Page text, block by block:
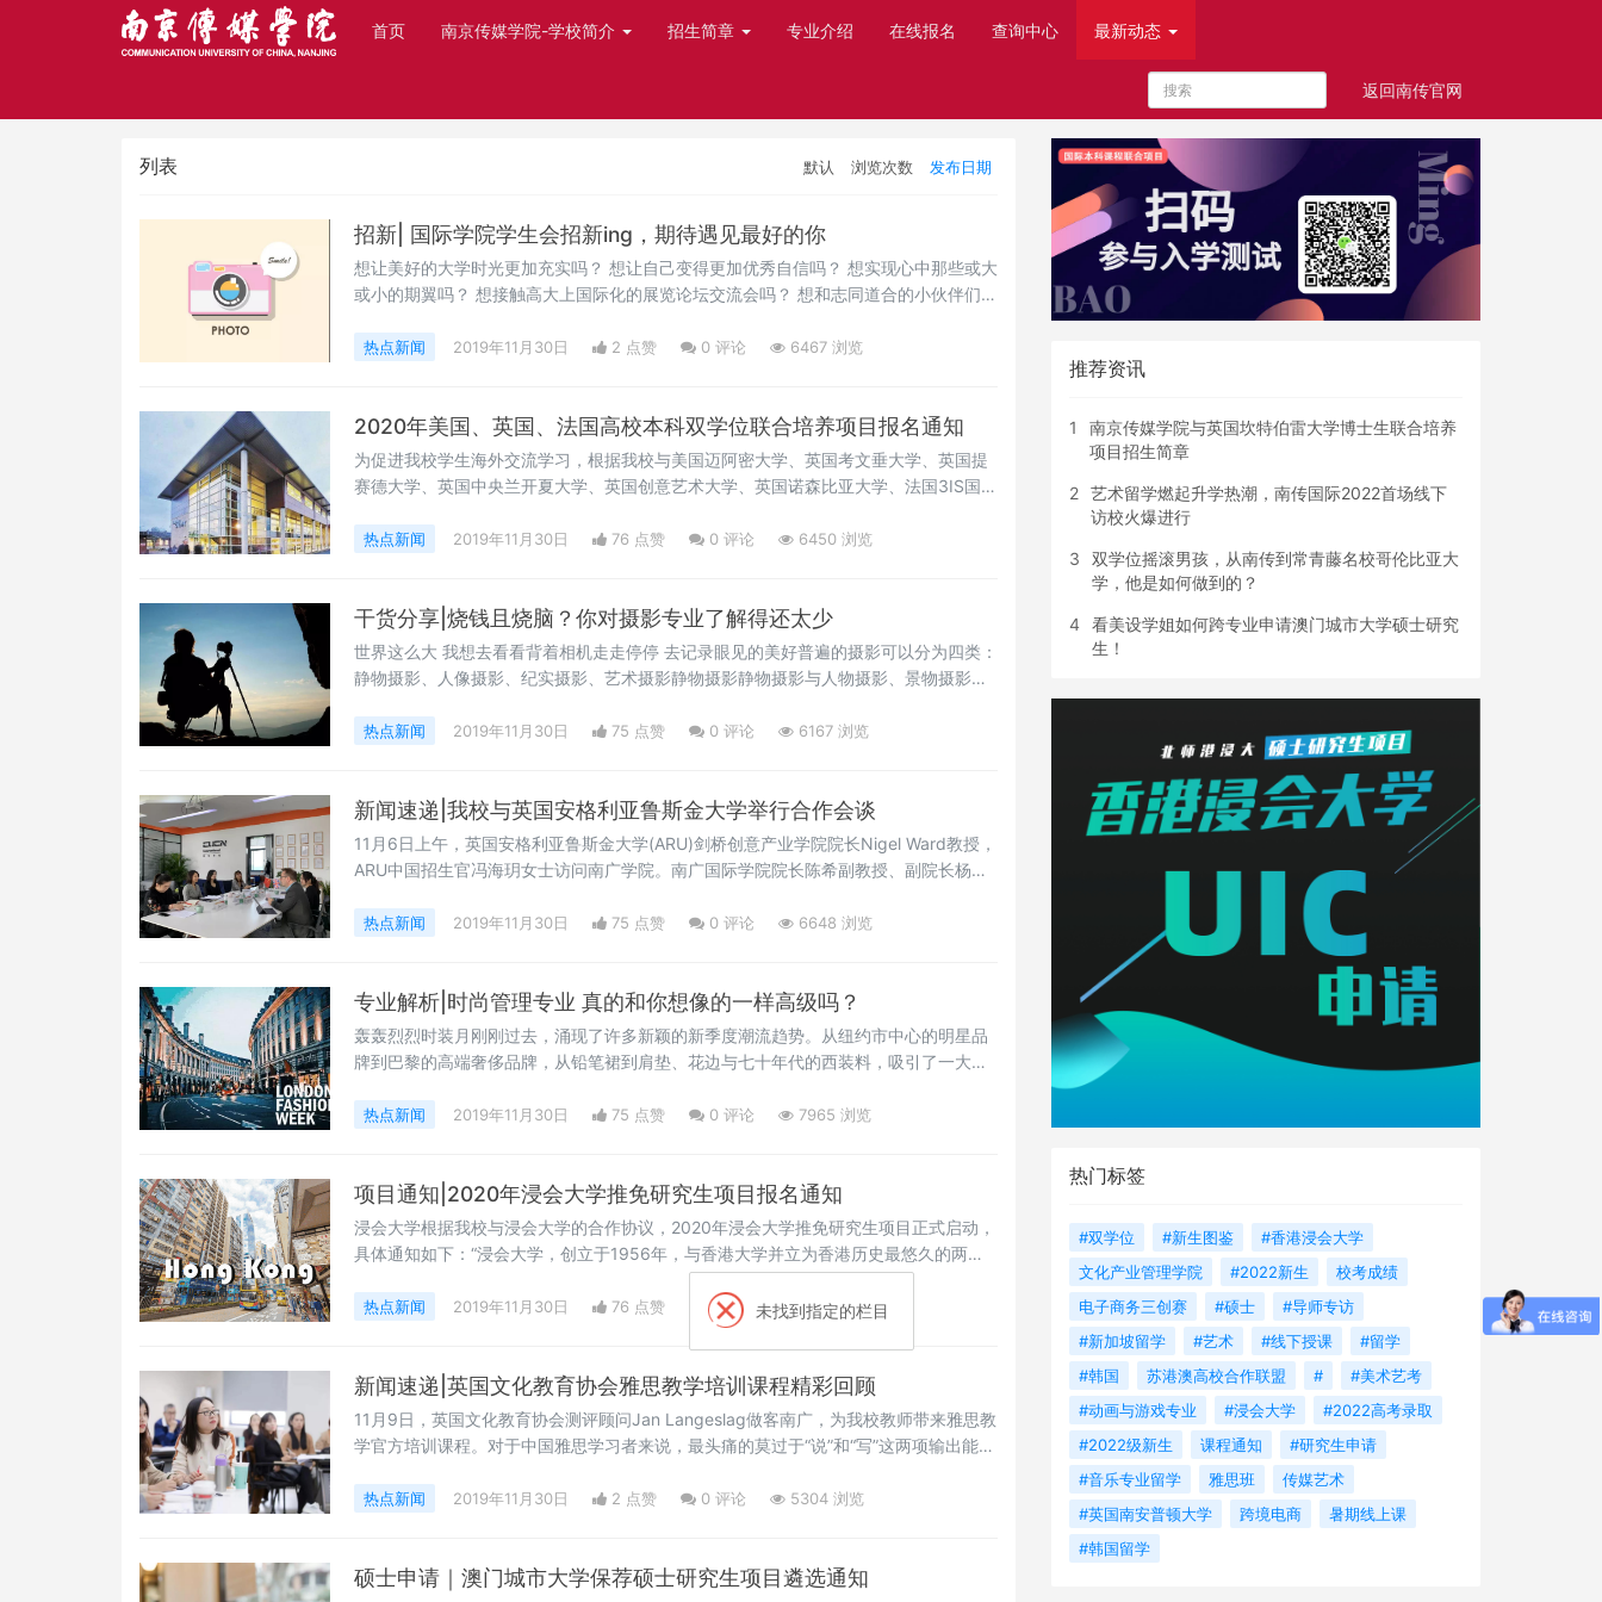
首页 南京传媒学院-学校简介 招生简章 专业介绍 在线报名 查询中心 最新动态
返回南传官网
最新动态 热点新闻
列表 默认 浏览次数 发布日期
招新| 国际学院学生会招新ing，期待遇见最好的你
想让美好的大学时光更加充实吗？ 想让自己变得更加优秀自信吗？ 想实现心中那些或大
或小的期翼吗？ 想接触高大上国际化的展览论坛交流会吗？ 想和志同道合的小伙伴们擦
热点新闻 2019年11月30日 2 点赞 0 评论 6467 浏览
2020年美国、英国、法国高校本科双学位联合培养项目报名通知
为促进我校学生海外交流学习，根据我校与美国迈阿密大学、英国考文垂大学、英国提
赛德大学、英国中央兰开夏大学、英国创意艺术大学、英国诺森比亚大学、法国3IS国际
合培养项目通知如下:学校及项目介绍双学位联合培养项目是指我校本科生前两年
热点新闻 2019年11月30日 76 点赞 0 评论 6450 浏览
干货分享|烧钱且烧脑？你对摄影专业了解得还太少
世界这么大 我想去看看背着相机走走停停 去记录眼见的美好普遍的摄影可以分为四类：
静物摄影、人像摄影、纪实摄影、艺术摄影静物摄影静物摄影与人物摄影、景物摄影相
等）、人为可自由移动或组合的物体为表现对象的摄影。
热点新闻 2019年11月30日 75 点赞 0 评论 6167 浏览
新闻速递|我校与英国安格利亚鲁斯金大学举行合作会谈
11月6日上午，英国安格利亚鲁斯金大学(ARU)剑桥创意产业学院院长Nigel Ward教授，
ARU中国招生官冯海玥女士访问南广学院。南广国际学院院长陈希副教授、副院长杨青
热点新闻 2019年11月30日 75 点赞 0 评论 6648 浏览
专业解析|时尚管理专业 真的和你想像的一样高级吗？
轰轰烈烈时装月刚刚过去，涌现了许多新颖的新季度潮流趋势。从纽约市中心的明星品
牌到巴黎的高端奢侈品牌，从铅笔裙到肩垫、花边与七十年代的西装料，吸引了一大群
外，还有时尚推广者的出谋划策，让所有的时尚元素绽放舞台，并且成为当季流行趋
热点新闻 2019年11月30日 75 点赞 0 评论 7965 浏览
项目通知|2020年浸会大学推免研究生项目报名通知
浸会大学根据我校与浸会大学的合作协议，2020年浸会大学推免研究生项目正式启动，
具体通知如下：“浸会大学，创立于1956年，与香港大学并立为香港历史最悠久的两所
高等学府，是一所由香港特区政府全面资助的公立研究型综合大学。浸大于2019年6月
最新公布的QS世界大学排名中位列全球第261名；在2018泰晤士高等教育（THE）亚洲
热点新闻 2019年11月30日 76 点赞 0评论 6195 浏览
新闻速递|英国文化教育协会雅思教学培训课程精彩回顾
11月9日，英国文化教育协会测评顾问Jan Langeslag做客南广，为我校教师带来雅思教
学官方培训课程。对于中国雅思学习者来说，最头痛的莫过于“说”和“写”这两项输出能
顾问Jan深谙其道，在11月9日的南广雅思教学工作坊中，他就雅思写作和口语的评分细
热点新闻 2019年11月30日 2 点赞 0 评论 5304 浏览
硕士申请｜澳门城市大学保荐硕士研究生项目遴选通知
推荐资讯
1
南京传媒学院与英国坎特伯雷大学博士生联合培养
项目招生简章
2 艺术留学燃起升学热潮，南传国际2022首场线下
访校火爆进行
3
双学位摇滚男孩，从南传到常青藤名校哥伦比亚大
学，他是如何做到的？
4 看美设学姐如何跨专业申请澳门城市大学硕士研究
生！
热门标签
#双学位 #新生图鉴
#香港浸会大学
文化产业管理学院
#2022新生
校考成绩
电子商务三创赛
#硕士
#导师专访
#新加坡留学
#艺术 #线下授课
#留学
#韩国
苏港澳高校合作联盟 #
#美术艺考
#动画与游戏专业
#浸会大学
#2022高考录取
#2022级新生
课程通知
#研究生申请
#音乐专业留学
雅思班
传媒艺术
#英国南安普顿大学
跨境电商
暑期线上课
#韩国留学